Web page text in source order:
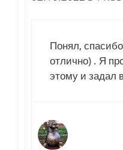
Понял,
отлично) . Я
этому и задал